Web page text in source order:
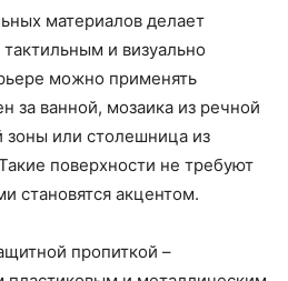
материалов делает
и визуально
можно применять
за ванной, мозаика из речной
зоны или столешница из
поверхности не требуют
становятся акцентом.
пропиткой –